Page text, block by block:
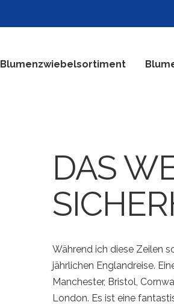
Blumenzwiebelsortiment
DAS
Während ich diese Zeilen
jährlichen Englandreise.
Manchester, Bristol,
London. Es ist eine